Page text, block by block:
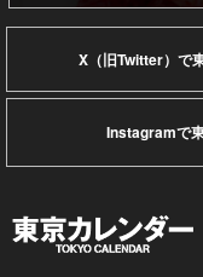
X（旧Twitter）で
Instagramで